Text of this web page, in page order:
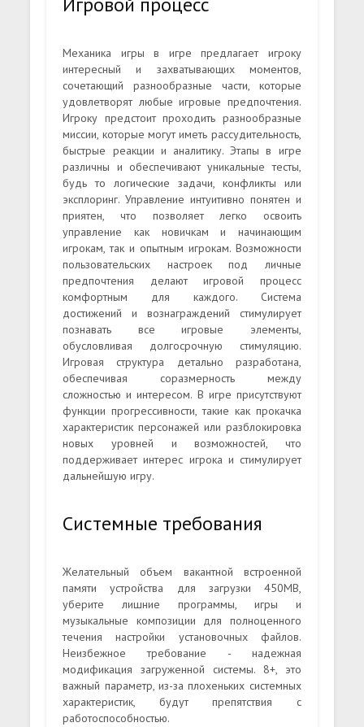
Механика игры в игре предлагает игроку
интересный и захватывающих моментов,
сочетающий разнообразные части, которые
удовлетворят любые игровые предпочтения.
Игроку предстоит проходить разнообразные
миссии, которые могут иметь рассудительность,
быстрые реакции и аналитику. Этапы в игре
различны и обеспечивают уникальные тесты,
будь то логические задачи, конфликты или
эксплоринг. Управление интуитивно понятен и
приятен, что позволяет легко освоить
управление как новичкам и начинающим
игрокам, так и опытным игрокам. Возможности
пользовательских настроек под личные
предпочтения делают игровой процесс
комфортным для каждого. Система
достижений и вознаграждений стимулирует
познавать все игровые элементы,
обусловливая долгосрочную стимуляцию.
Игровая структура детально разработана,
обеспечивая соразмерность между
сложностью и интересом. В игре присутствуют
функции прогрессивности, такие как прокачка
характеристик персонажей или разблокировка
новых уровней и возможностей, что
поддерживает интерес игрока и стимулирует
дальнейшую игру.
Системные требования
Желательный объем вакантной встроенной
памяти устройства для загрузки 450MB,
уберите лишние программы, игры и
музыкальные композиции для полноценного
течения настройки установочных файлов.
Неизбежное требование - надежная
модификация загруженной системы. 8+, это
важный параметр, из-за плохеньких системных
характеристик, будут препятствия с
работоспособностью.